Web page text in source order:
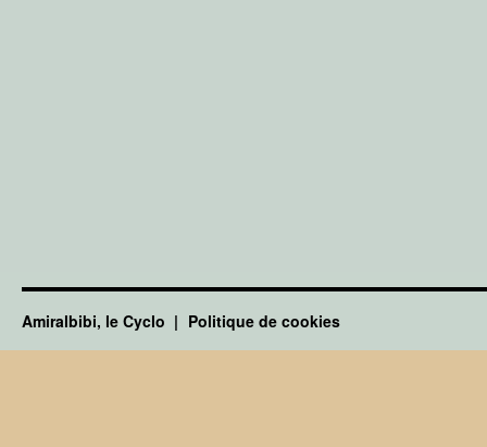
Amiralbibi, le Cyclo Politique de cookies